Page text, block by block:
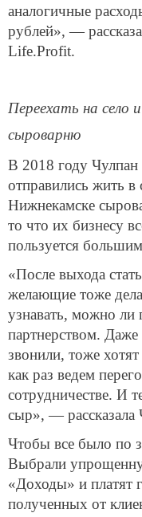
аналогичные
рублей», —
Life.Profit.
Переехать на село
сыроварню
В 2018 году
отправились жить в
Нижнекамске
то что их бизнесу
пользуется
«После выхода
желающие тоже
узнавать, можно ли
партнерством.
звонили, тоже
как раз ведем
сотрудничестве. И
сыр», — рассказала
Чтобы все было по
Выбрали
«Доходы» и платят
полученных от